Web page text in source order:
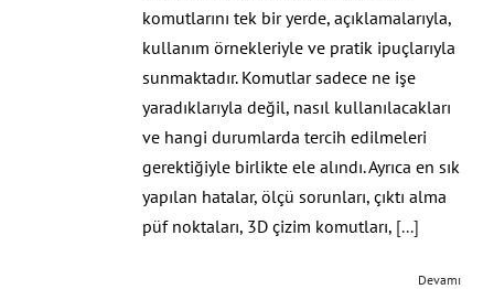
komutlarını tek bir yerde, açıklamalarıyla,
kullanım örnekleriyle ve pratik ipuçlarıyla
sunmaktadır. Komutlar sadece ne işe
yaradıklarıyla değil, nasıl kullanılacakları
ve hangi durumlarda tercih edilmeleri
gerektiğiyle birlikte ele alındı. Ayrıca en sık
yapılan hatalar, ölçü sorunları, çıktı alma
püf noktaları, 3D çizim komutları, [...]
Devamı